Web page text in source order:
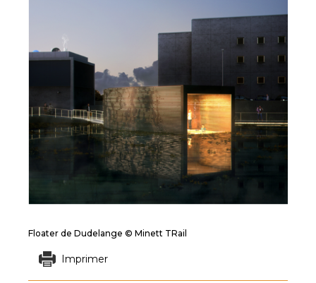
Floater de Dudelange © Minett TRail
Imprimer